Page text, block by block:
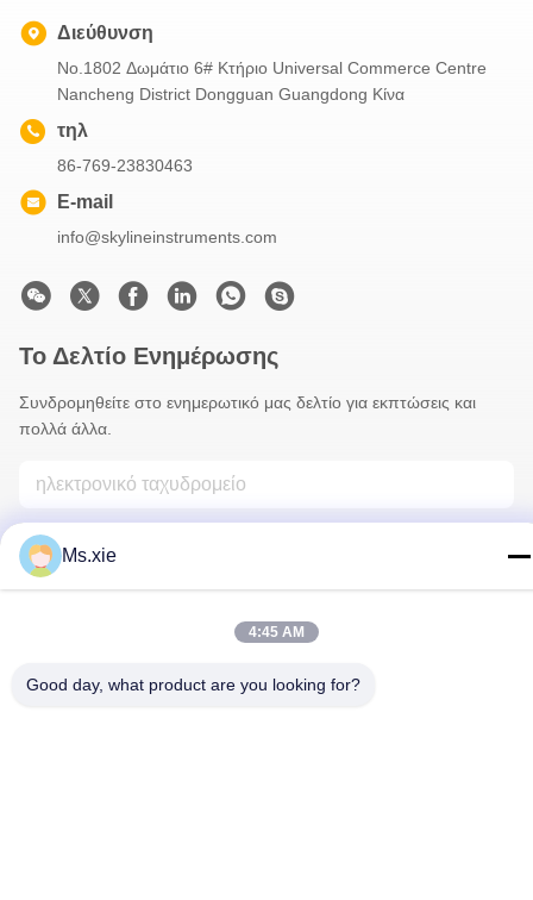
Διεύθυνση
No.1802 Δωμάτιο 6# Κτήριο Universal Commerce Centre
Nancheng District Dongguan Guangdong Κίνα
τηλ
86-769-23830463
E-mail
info@skylineinstruments.com
Το Δελτίο Ενημέρωσης
Συνδρομηθείτε στο ενημερωτικό μας δελτίο για εκπτώσεις και
πολλά άλλα.
Επικοινωνήστε Μαζί Μας
Ms.xie
4:45 AM
Good day, what product are you looking for?